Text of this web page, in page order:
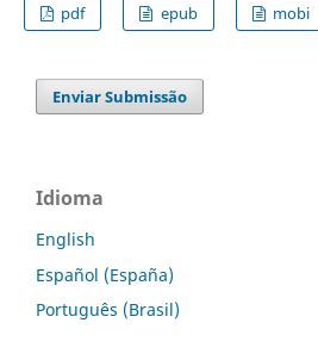
pdf
epub mobi
Enviar Submissão
Idioma
English
Español (España)
Português (Brasil)